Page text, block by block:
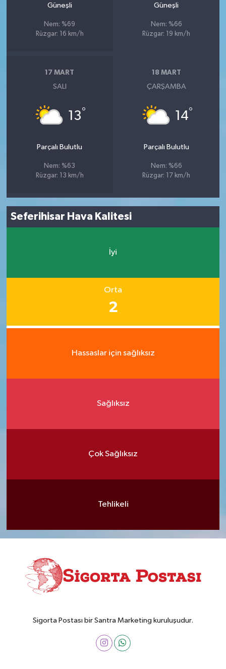
Güneşli
Nem: %69
Rüzgar: 16 km/h
Güneşli
Nem: %66
Rüzgar: 19 km/h
17 MART
SALI
13°
Parçalı Bulutlu
Nem: %63
Rüzgar: 13 km/h
18 MART
ÇARŞAMBA
14°
Parçalı Bulutlu
Nem: %66
Rüzgar: 17 km/h
Seferihisar Hava Kalitesi
İyi
Orta
2
Hassaslar için sağlıksız
Sağlıksız
Çok Sağlıksız
Tehlikeli
Sigorta Postası bir Santra Marketing kuruluşudur.